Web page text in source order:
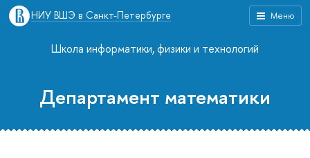
Меню
НИУ ВШЭ в Санкт-Петербурге
Школа информатики, физики и технологий
Департамент математики